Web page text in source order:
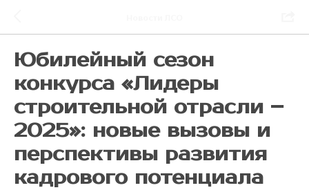
Юбилейный сезон
конкурса «Лидеры
строительной отрасли –
2025»: новые вызовы и
перспективы развития
кадрового потенциала